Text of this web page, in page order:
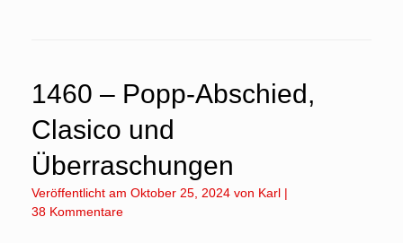
1460 – Popp-Abschied,
Clasico und
Überraschungen
Veröffentlicht am Oktober 25, 2024 von Karl |
38 Kommentare